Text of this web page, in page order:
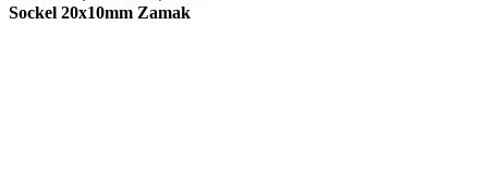
Sockel 20x10mm Zamak